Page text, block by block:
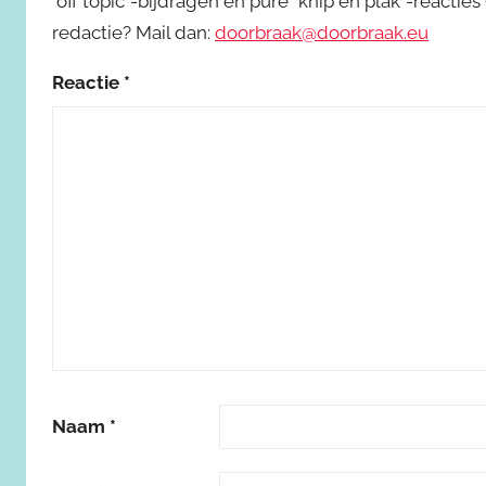
redactie? Mail dan: doorbraak@doorbraak.eu
Reactie *
Naam *